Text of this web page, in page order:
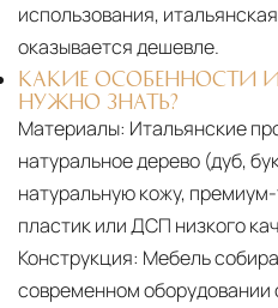
использования,
оказывается дешевле.
КАКИЕ ОСОБЕННОСТИ
НУЖНО ЗНАТЬ?
Материалы: Итальянские
натуральное дерево (дуб,
натуральную кожу,
пластик или ДСП низкого
Конструкция: Мебель
современном оборудовании